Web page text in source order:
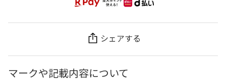
シェアする
マークや記載内容について